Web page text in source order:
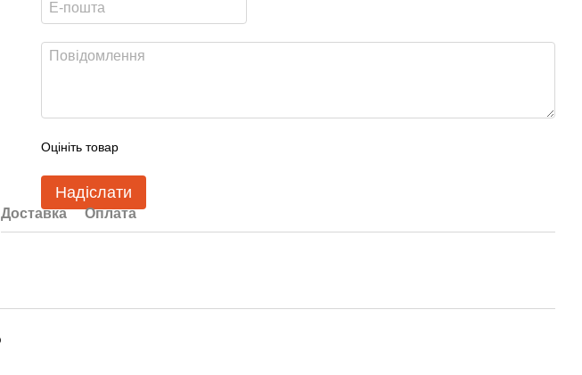
Оцініть товар
Надіслати
Доставка Оплата